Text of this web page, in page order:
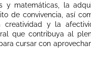
y matemáticas, la
de convivencia, así
creatividad y la
que contribuya al
cursar con